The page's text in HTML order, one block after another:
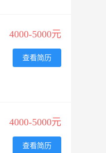
4000-5000元
查看简历
4000-5000元
查看简历